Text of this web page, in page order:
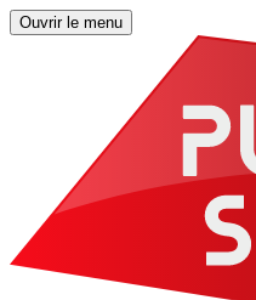
Ouvrir le menu